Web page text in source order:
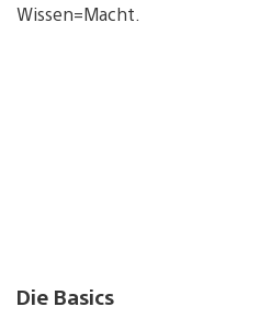
Wissen=Macht.
Die Basics